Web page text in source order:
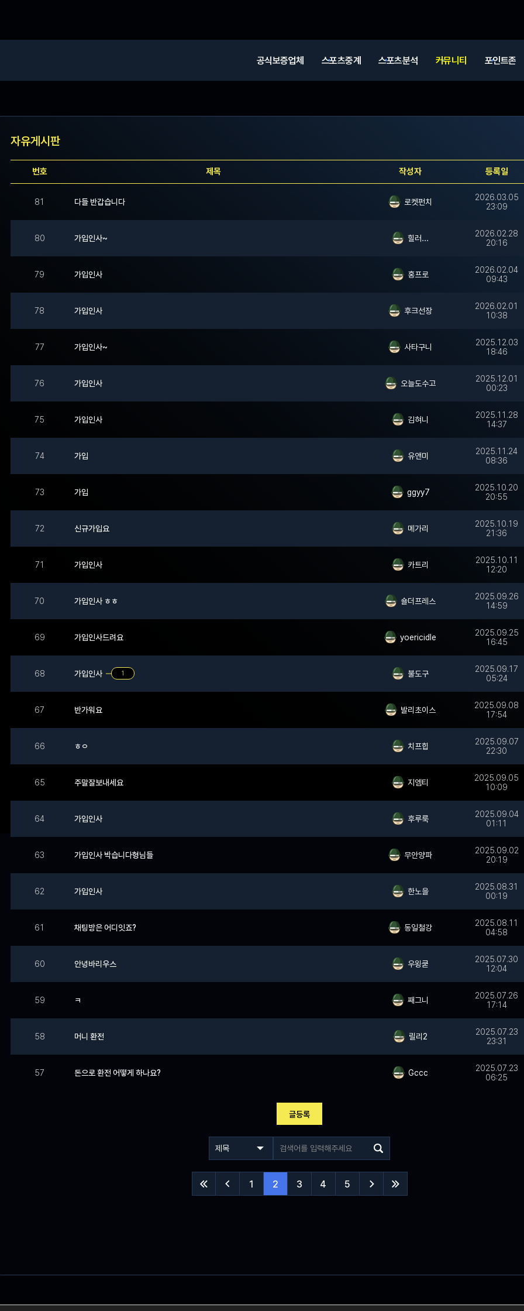
공식보증업체 스포츠중계 스포츠분석 커뮤니티 포인트존
자유게시판
번호 제목 작성자 등록일
81 다들 반갑습니다 로켓펀치
2026.03.05
23:09
80 가입인사~ 힐러...
2026.02.28
20:16
79 가입인사 홍프로
2026.02.04
09:43
78 가입인사 후크선장
2026.02.01
10:38
77 가입인사~ 사타구니
2025.12.03
18:46
76 가입인사 오늘도수고
2025.12.01
00:23
75 가입인사 김혀니
2025.11.28
14:37
74 가입 유앤미
2025.11.24
08:36
73 가입 ggyy7
2025.10.20
20:55
72 신규가입요 메가리
2025.10.19
21:36
71 가입인사 카트리
2025.10.11
12:20
70 가입인사 ㅎㅎ 숄더프레스
2025.09.26
14:59
69 가입인사드려요 yoericidle
2025.09.25
16:45
68 가입인사 1 불도구
2025.09.17
05:24
67 반가워요 발리초이스
2025.09.08
17:54
66 ㅎㅇ 치프힙
2025.09.07
22:30
65 주말잘보내세요 지엠티
2025.09.05
10:09
64 가입인사 후루룩
2025.09.04
01:11
63 가입인사 박습니다형님들 무안양파
2025.09.02
20:19
62 가입인사 한노을
2025.08.31
00:19
61 채팅방은 어디잇죠? 동일철강
2025.08.11
04:58
60 안녕바리우스 우욍쿧
2025.07.30
12:04
59 ㅋ 째그니
2025.07.26
17:14
58 머니 환전 릴리2
2025.07.23
23:31
57 돈으로 환전 어떻게 하나요? Gccc
2025.07.23
06:25
글등록
  1 2 3 4 5  